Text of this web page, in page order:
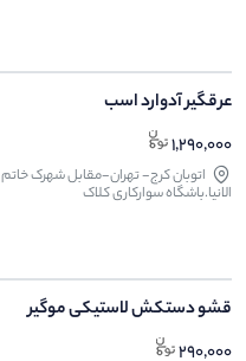
عرقگیر آدوارد اسب
1,290,000
اتوبان کرج- تهران-مقابل شهرک خاتم
الانیا.باشگاه سوارکاری کلاک
قشو دستکش لاستیکی موگیر
290,000